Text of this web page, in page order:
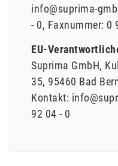
info@suprima-
- 0 Faxnummer: 0
EU-
Suprima GmbH
35 95460 Bad
Kontakt:
92 04 - 0